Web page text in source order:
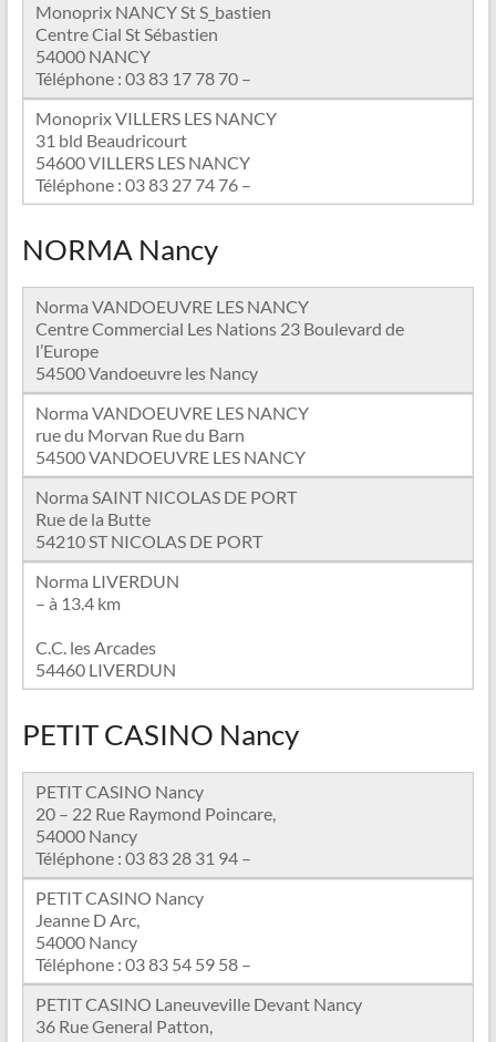
Monoprix NANCY St S_bastien
Centre Cial St Sébastien
54000 NANCY
Téléphone : 03 83 17 78 70 –
Monoprix VILLERS LES NANCY
31 bld Beaudricourt
54600 VILLERS LES NANCY
Téléphone : 03 83 27 74 76 –
NORMA Nancy
Norma VANDOEUVRE LES NANCY
Centre Commercial Les Nations 23 Boulevard de
l’Europe
54500 Vandoeuvre les Nancy
Norma VANDOEUVRE LES NANCY
rue du Morvan Rue du Barn
54500 VANDOEUVRE LES NANCY
Norma SAINT NICOLAS DE PORT
Rue de la Butte
54210 ST NICOLAS DE PORT
Norma LIVERDUN
– à 13.4 km
C.C. les Arcades
54460 LIVERDUN
PETIT CASINO Nancy
PETIT CASINO Nancy
20 – 22 Rue Raymond Poincare,
54000 Nancy
Téléphone : 03 83 28 31 94 –
PETIT CASINO Nancy
Jeanne D Arc,
54000 Nancy
Téléphone : 03 83 54 59 58 –
PETIT CASINO Laneuveville Devant Nancy
36 Rue General Patton,